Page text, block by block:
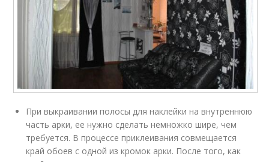
При выкраивании полосы для наклейки на внутреннюю
часть арки, ее нужно сделать немножко шире, чем
требуется. В процессе приклеивания совмещается
край обоев с одной из кромок арки. После того, как